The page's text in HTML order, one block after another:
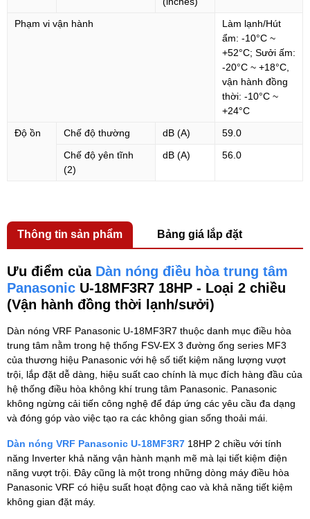
Phạm vi vận hành
Làm lạnh/Hút
ẩm: -10°C ~
+52°C; Sưởi ấm:
-20°C ~ +18°C,
vận hành đồng
thời: -10°C ~
+24°C
Độ ồn
Chế độ thường dB (A)
59.0
Chế độ yên tĩnh
(2)
dB (A) 56.0
Thông tin sản phẩm Bảng giá lắp đặt
Ưu điểm của Dàn nóng điều hòa trung tâm
Panasonic U-18MF3R7 18HP - Loại 2 chiều
(Vận hành đồng thời lạnh/sưởi)
Dàn nóng VRF Panasonic U-18MF3R7 thuộc danh mục điều hòa
trung tâm nằm trong hệ thống FSV-EX 3 đường ống series MF3
của thương hiệu Panasonic với hệ số tiết kiệm năng lượng vượt
trội, lắp đặt dễ dàng, hiệu suất cao chính là mục đích hàng đầu của
hệ thống điều hòa không khí trung tâm Panasonic. Panasonic
không ngừng cải tiến công nghệ để đáp ứng các yêu cầu đa dạng
và đóng góp vào việc tạo ra các không gian sống thoải mái.
Dàn nóng VRF Panasonic U-18MF3R7 18HP 2 chiều với tính
năng Inverter khả năng vận hành mạnh mẽ mà lại tiết kiệm điện
năng vượt trội. Đây cũng là một trong những dòng máy điều hòa
Panasonic VRF có hiệu suất hoạt động cao và khả năng tiết kiệm
không gian đặt máy.